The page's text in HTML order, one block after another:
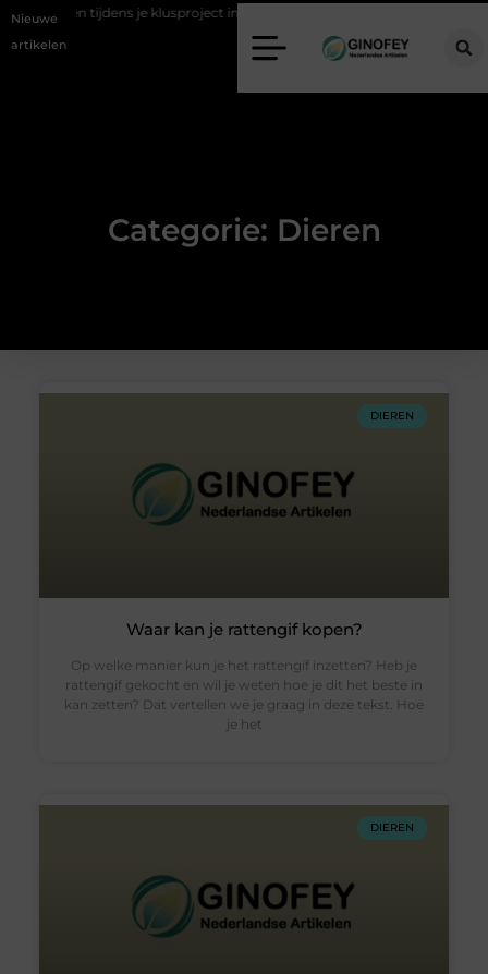
Nieuwe
artikelen
afvoeren tijdens je klusproject in Oss
Categorie: Dieren
DIEREN
Waar kan je rattengif kopen?
Op welke manier kun je het rattengif inzetten? Heb je
rattengif gekocht en wil je weten hoe je dit het beste in
kan zetten? Dat vertellen we je graag in deze tekst. Hoe
je het
DIEREN